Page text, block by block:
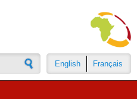
Français
English